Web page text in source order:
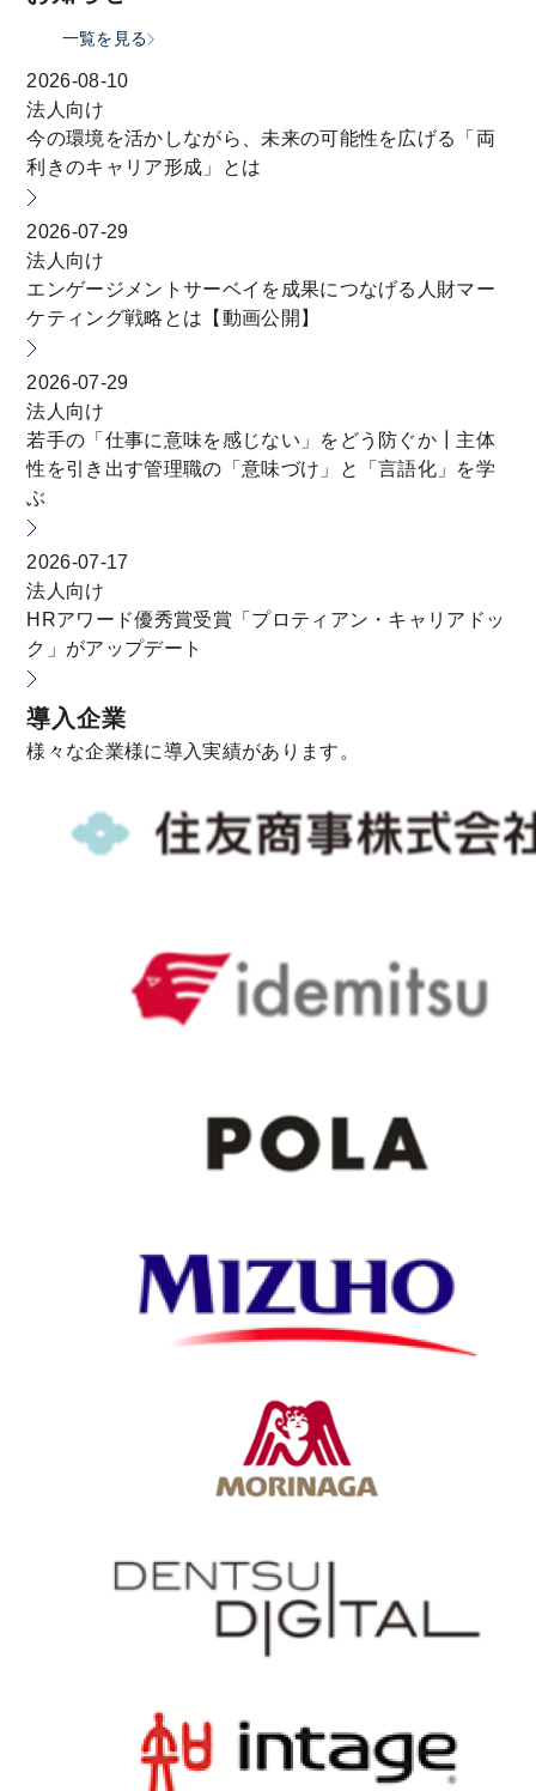
一覧を見る
2026-08-10
法人向け
今の環境を活かしながら、未来の可能性を広げる「両
利きのキャリア形成」とは
2026-07-29
法人向け
エンゲージメントサーベイを成果につなげる人財マー
ケティング戦略とは【動画公開】
2026-07-29
法人向け
若手の「仕事に意味を感じない」をどう防ぐか┃主体
性を引き出す管理職の「意味づけ」と「言語化」を学
ぶ
2026-07-17
法人向け
HRアワード優秀賞受賞「プロティアン・キャリアドッ
ク」がアップデート
導入企業
様々な企業様に導入実績があります。